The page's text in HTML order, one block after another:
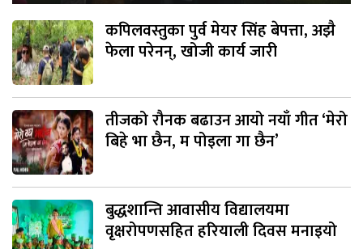
कपिलवस्तुका पुर्व मेयर सिंह बेपत्ता, अझै
फेला परेनन्, खोजी कार्य जारी
तीजको रौनक बढाउन आयो नयाँ गीत ‘मेरो
बिहे भा छैन, म पोइला गा छैन’
बुद्धशान्ति आवासीय विद्यालयमा
वृक्षरोपणसहित हरियाली दिवस मनाइयो